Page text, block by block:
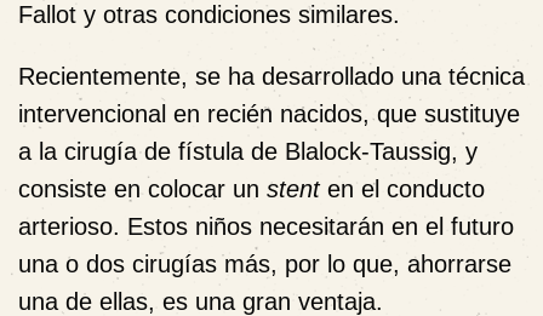
Fallot y otras condiciones similares.
Recientemente, se ha desarrollado una técnica
intervencional en recién nacidos, que sustituye
a la cirugía de fístula de Blalock-Taussig, y
consiste en colocar un stenten el conducto
arterioso. Estos niños necesitarán en el futuro
una o dos cirugías más, por lo que, ahorrarse
una de ellas, es una gran ventaja.